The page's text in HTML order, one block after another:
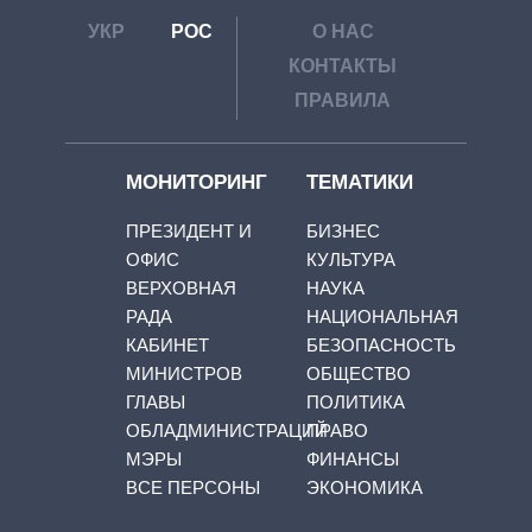
УКР РОС
О НАС
КОНТАКТЫ
ПРАВИЛА
МОНИТОРИНГ
ПРЕЗИДЕНТ И
ОФИС
ВЕРХОВНАЯ
РАДА
КАБИНЕТ
МИНИСТРОВ
ГЛАВЫ
ОБЛАДМИНИСТРАЦИЙ
МЭРЫ
ВСЕ ПЕРСОНЫ
ТЕМАТИКИ
БИЗНЕС
КУЛЬТУРА
НАУКА
НАЦИОНАЛЬНАЯ
БЕЗОПАСНОСТЬ
ОБЩЕСТВО
ПОЛИТИКА
ПРАВО
ФИНАНСЫ
ЭКОНОМИКА